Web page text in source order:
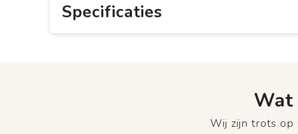
Specificaties
Wij zijn trots op